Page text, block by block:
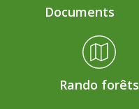
Documents
Rando forêts